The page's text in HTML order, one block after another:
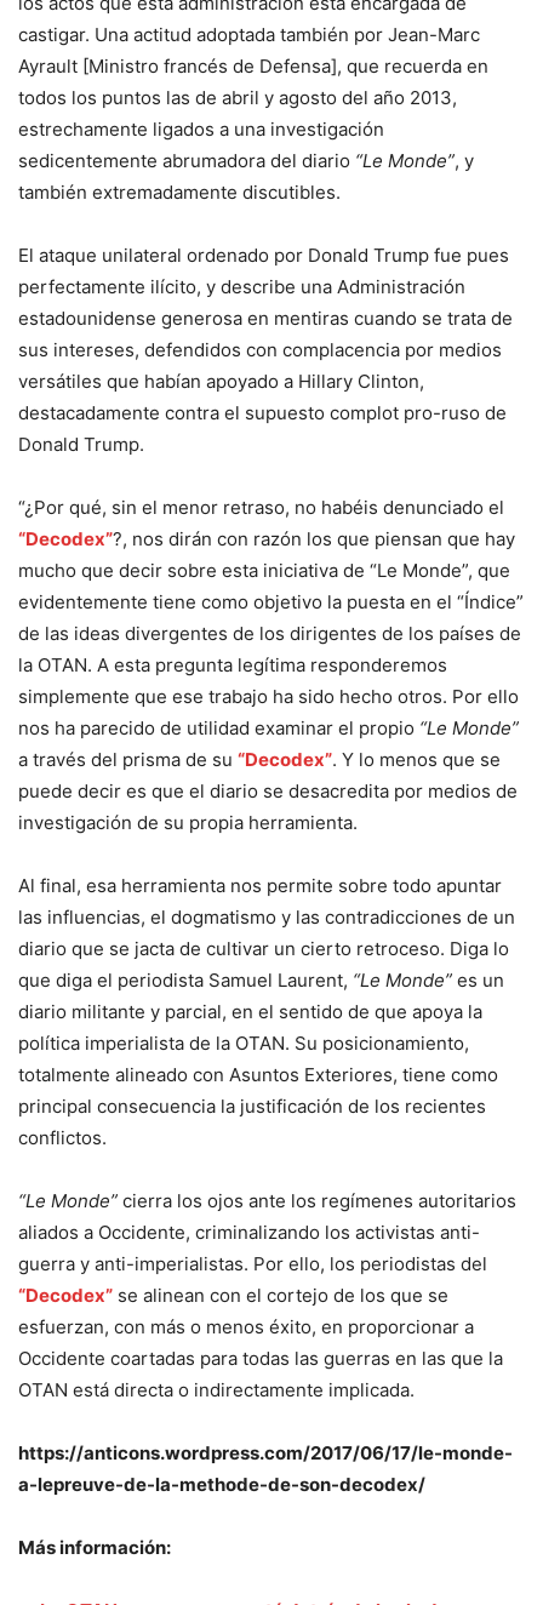
castigar. Una actitud adoptada también por Jean-Marc
Ayrault [Ministro francés de Defensa], que recuerda en
todos los puntos las de abril y agosto del año 2013,
estrechamente ligados a una investigación
sedicentemente abrumadora del diario “Le Monde”, y
también extremadamente discutibles.
El ataque unilateral ordenado por Donald Trump fue pues
perfectamente ilícito, y describe una Administración
estadounidense generosa en mentiras cuando se trata de
sus intereses, defendidos con complacencia por medios
versátiles que habían apoyado a Hillary Clinton,
destacadamente contra el supuesto complot pro-ruso de
Donald Trump.
“¿Por qué, sin el menor retraso, no habéis denunciado el
“Decodex”?, nos dirán con razón los que piensan que hay
mucho que decir sobre esta iniciativa de “Le Monde”, que
evidentemente tiene como objetivo la puesta en el “Índice”
de las ideas divergentes de los dirigentes de los países de
la OTAN. A esta pregunta legítima responderemos
simplemente que ese trabajo ha sido hecho otros. Por ello
nos ha parecido de utilidad examinar el propio “Le Monde”
a través del prisma de su “Decodex”. Y lo menos que se
puede decir es que el diario se desacredita por medios de
investigación de su propia herramienta.
Al final, esa herramienta nos permite sobre todo apuntar
las influencias, el dogmatismo y las contradicciones de un
diario que se jacta de cultivar un cierto retroceso. Diga lo
que diga el periodista Samuel Laurent, “Le Monde” es un
diario militante y parcial, en el sentido de que apoya la
política imperialista de la OTAN. Su posicionamiento,
totalmente alineado con Asuntos Exteriores, tiene como
principal consecuencia la justificación de los recientes
conflictos.
“Le Monde” cierra los ojos ante los regímenes autoritarios
aliados a Occidente, criminalizando los activistas anti-
guerra y anti-imperialistas. Por ello, los periodistas del
“Decodex” se alinean con el cortejo de los que se
esfuerzan, con más o menos éxito, en proporcionar a
Occidente coartadas para todas las guerras en las que la
OTAN está directa o indirectamente implicada.
https://anticons.wordpress.com/2017/06/17/le-monde-
a-lepreuve-de-la-methode-de-son-decodex/
Más información: